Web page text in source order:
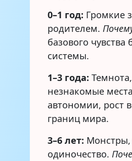
0–1 год: Громкие
родителем.
базового
системы.
1–3 года:
незнакомые
автономии, рост
границ мира.
3–6 лет: Монстры,
одиночество.